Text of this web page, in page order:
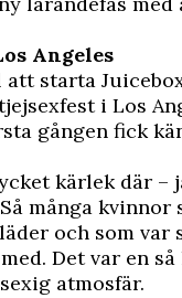
Angeles
starta
i Los
gången fick
kärlek där –
många
och som var
Det var en
atmosfär.